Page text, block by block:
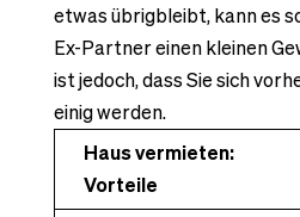
etwas übrigbleibt, kann es
Ex-Partner einen kleinen
ist jedoch, dass Sie sich
einig werden.
Haus vermieten:
Vorteile